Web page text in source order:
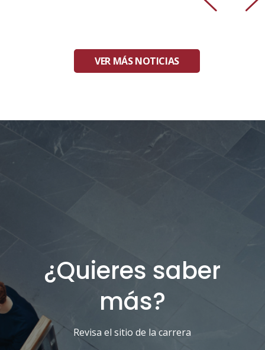
VER MÁS NOTICIAS
¿Quieres saber
más?
Revisa el sitio de la carrera